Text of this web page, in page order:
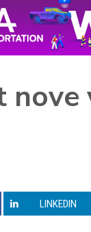
LINKEDIN